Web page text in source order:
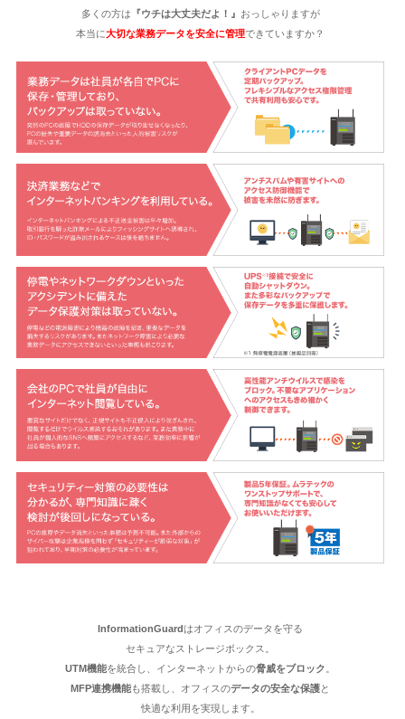
多くの方は 『ウチは大丈夫だよ！』 おっしゃりますが
本当に大切な業務データを安全に管理できていますか？
InformationGuardはオフィスのデータを守る
セキュアなストレージボックス。
UTM機能を統合し、インターネットからの脅威をブロック
MFP連携機能も搭載し、オフィスのデータの安全な保護と
快適な利用を実現します。